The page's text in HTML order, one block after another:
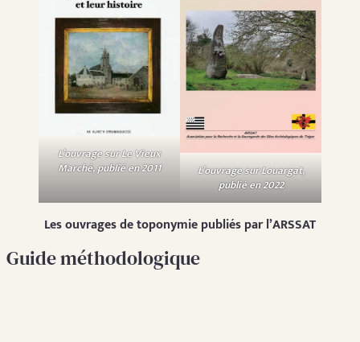
L’ouvrage sur Le Vieux
Marché, publié en 2011
L’ouvrage sur Louargat,
publié en 2022
Les ouvrages de toponymie publiés par l’ARSSAT
Guide méthodologique